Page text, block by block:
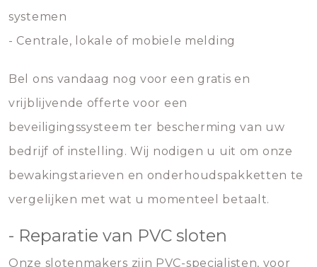
systemen
- Centrale, lokale of mobiele melding
Bel ons vandaag nog voor een gratis en
vrijblijvende offerte voor een
beveiligingssysteem ter bescherming van uw
bedrijf of instelling. Wij nodigen u uit om onze
bewakingstarieven en onderhoudspakketten te
vergelijken met wat u momenteel betaalt.
- Reparatie van PVC sloten
Onze slotenmakers zijn PVC-specialisten, voor